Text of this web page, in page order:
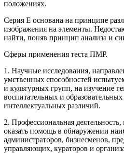
положениях.
Серия Е основана на принципе
изображения на элементы.
найти, поняв принцип анализа и
Сферы применения теста ПМР.
1. Научные исследования,
умственных способностей
и культурных групп, на изучение
воспитательных и
интеллектуальных различий.
2. Профессиональная
оказать помощь в обнаружении
администраторов, бизнесменов,
управляющих, кураторов и